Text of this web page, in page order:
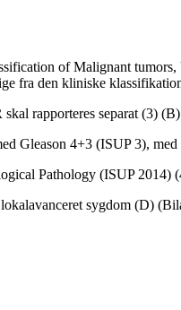
of Malignant
fra den kliniske
rapporteres separat (3) (B)
Gleason 4+3 (ISUP 3),
Pathology (ISUP 2014)
sygdom (D)